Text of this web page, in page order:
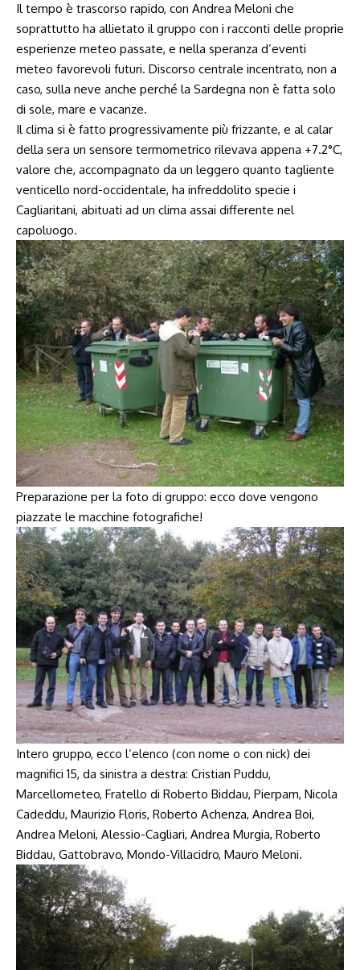
Il tempo è trascorso rapido, con Andrea Meloni che
soprattutto ha allietato il gruppo con i racconti delle proprie
esperienze meteo passate, e nella speranza d’eventi
meteo favorevoli futuri. Discorso centrale incentrato, non a
caso, sulla neve anche perché la Sardegna non è fatta solo
di sole, mare e vacanze.
Il clima si è fatto progressivamente più frizzante, e al calar
della sera un sensore termometrico rilevava appena +7.2°C,
valore che, accompagnato da un leggero quanto tagliente
venticello nord-occidentale, ha infreddolito specie i
Cagliaritani, abituati ad un clima assai differente nel
capoluogo.
Preparazione per la foto di gruppo: ecco dove vengono
piazzate le macchine fotografiche!
Intero gruppo, ecco l’elenco (con nome o con nick) dei
magnifici 15, da sinistra a destra: Cristian Puddu,
Marcellometeo, Fratello di Roberto Biddau, Pierpam, Nicola
Cadeddu, Maurizio Floris, Roberto Achenza, Andrea Boi,
Andrea Meloni, Alessio-Cagliari, Andrea Murgia, Roberto
Biddau, Gattobravo, Mondo-Villacidro, Mauro Meloni.